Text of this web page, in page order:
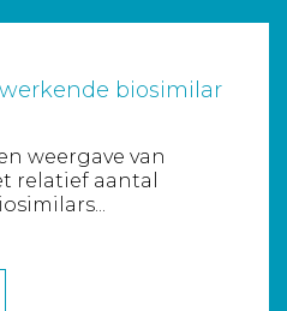
biosimilar
weergave van
relatief aantal